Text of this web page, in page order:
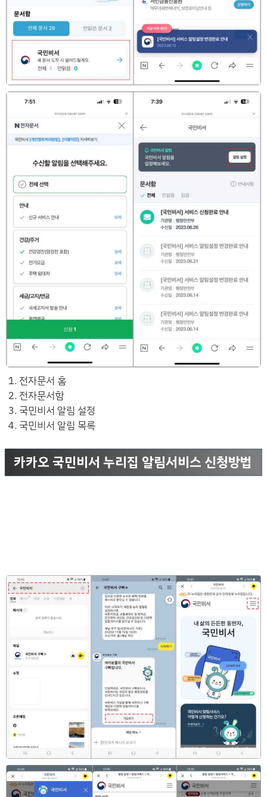
전자문서 홈
전자문서함
국민비서 알림 설정
국민비서 알림 목록
카카오 국민비서 누리집 알림서비스 신청방법